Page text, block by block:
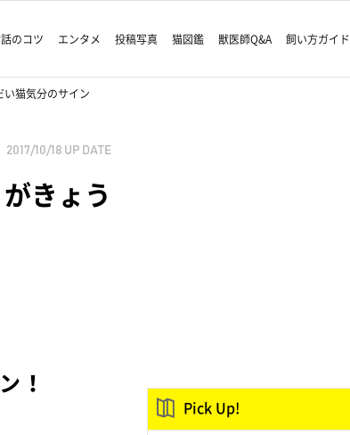
のコツ エンタメ 投稿写真 猫図鑑 獣医師Q&A 飼い方ガイド
猫気分のサイン
2017/10/18 UP DATE
きょう
！
Pick Up!